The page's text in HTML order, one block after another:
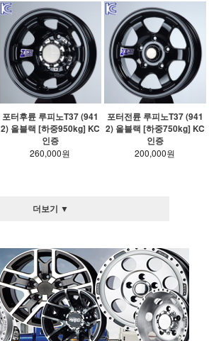
포터후륜 루피노T37 (941
2) 올블랙 [하중950kg] KC
인증
260,000원
포터전륜 루피노T37 (941
2) 올블랙 [하중750kg] KC
인증
200,000원
더보기 ▼